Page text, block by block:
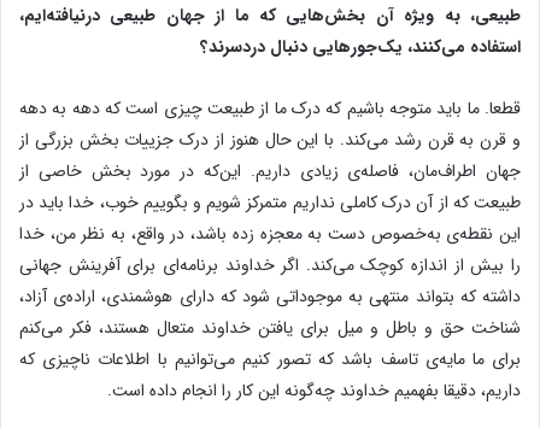
طبیعی، به ویژه آن بخش‌هایی که ما از جهان طبیعی درنیافتهایم،
استفاده می‌کنند، یک‌جورهایی دنبال دردسرند؟
قطعا. ما باید متوجه باشیم که درک ما از طبیعت چیزی است که دهه به دهه
و قرن به قرن رشد می‌کند. با این حال هنوز از درک جزییات بخش بزرگی از
جهان اطراف‌مان، فاصله‌ی زیادی داریم. این‌که در مورد بخش خاصی از
طبیعت که از آن درک کاملی نداریم متمرکز شویم و بگوییم خوب، خدا باید در
این نقطه‌ی به‌خصوص دست به معجزه زده باشد، در واقع، به نظر من، خدا
را بیش از اندازه کوچک می‌کند. اگر خداوند برنامه‌ای برای آفرینش جهانی
داشته که بتواند منتهی به موجوداتی شود که دارای هوشمندی، اراده‌‌ی آزاد،
شناخت حق و باطل و میل برای یافتن خداوند متعال هستند، فکر می‌کنم
برای ما مایه‌ی تاسف باشد که تصور کنیم می‌توانیم با اطلاعات ناچیزی که
داریم، دقیقا بفهمیم خداوند چه‌گونه این کار را انجام داده است.